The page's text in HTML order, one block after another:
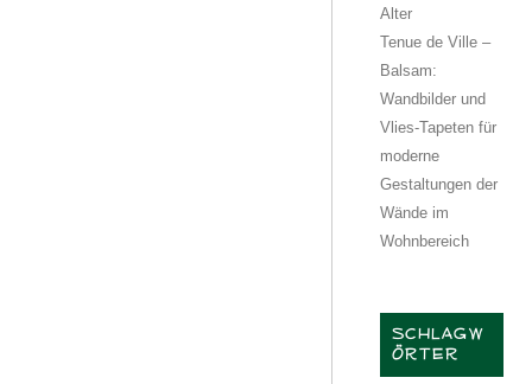
Alter
Tenue de Ville –
Balsam:
Wandbilder und
Vlies-Tapeten für
moderne
Gestaltungen der
Wände im
Wohnbereich
SCHLAGW
ÖRTER